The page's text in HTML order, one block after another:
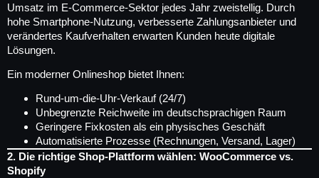
Umsatz im E-Commerce-Sektor jedes Jahr zweistellig. Durch
hohe Smartphone-Nutzung, verbesserte Zahlungsanbieter und
verändertes Kaufverhalten erwarten Kunden heute digitale
Lösungen.
Ein moderner Onlineshop bietet Ihnen:
Rund-um-die-Uhr-Verkauf (24/7)
Unbegrenzte Reichweite im deutschsprachigen Raum
Geringere Fixkosten als ein physisches Geschäft
Automatisierte Prozesse (Rechnungen, Versand, Lager)
2. Die richtige Shop-Plattform wählen: WooCommerce vs.
Shopify